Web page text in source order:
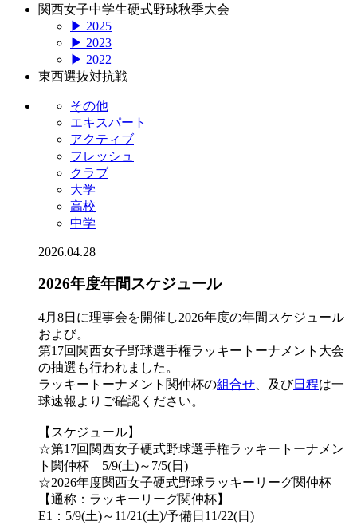
関西女子中学生硬式野球秋季大会
▶ 2025
▶ 2023
▶ 2022
東西選抜対抗戦
その他
エキスパート
アクティブ
フレッシュ
クラブ
大学
高校
中学
2026.04.28
2026年度年間スケジュール
4月8日に理事会を開催し2026年度の年間スケジュール
および。
第17回関西女子野球選手権ラッキートーナメント大会
の抽選も行われました。
ラッキートーナメント関仲杯の組合せ 、及び日程は一
球速報よりご確認ください。
【スケジュール】
☆第17回関西女子硬式野球選手権ラッキートーナメン
ト関仲杯 5/9(土)～7/5(日)
☆2026年度関西女子硬式野球ラッキーリーグ関仲杯
【通称：ラッキーリーグ関仲杯】
E1：5/9(土)～11/21(土)/予備日11/22(日)